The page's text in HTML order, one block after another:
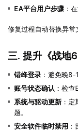
EA平台用户步骤 ：
修复过程自动替换异常
三. 提升《战地
错峰登录 ：避免晚8-
账号状态确认 ：检
系统与驱动更新 ：
题。
安全软件临时禁用